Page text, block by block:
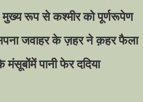
मुख्य रूप से कश्मीर को पूर्णरूपेण
जवाहर के ज़हर ने क़हर फैला
पानी फेर ददिया